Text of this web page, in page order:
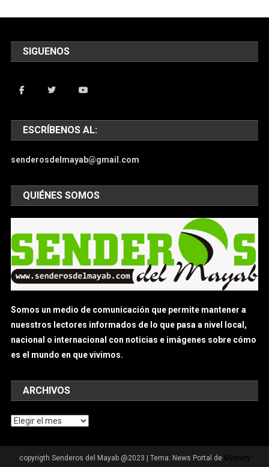
SIGUENOS
ESCRÍBENOS AL:
senderosdelmayab@gmail.com
QUIÉNES SOMOS
Somos un medio de comunicación que permite mantener a
nuesstros lectores informados de lo que pasa a nivel local,
nacional o internacional con noticias e imágenes sobre cómo
es el mundo en que vivimos.
ARCHIVOS
Archivos
copyrigth Senderos del Mayab @2023 Tema: News Portal de Mystery